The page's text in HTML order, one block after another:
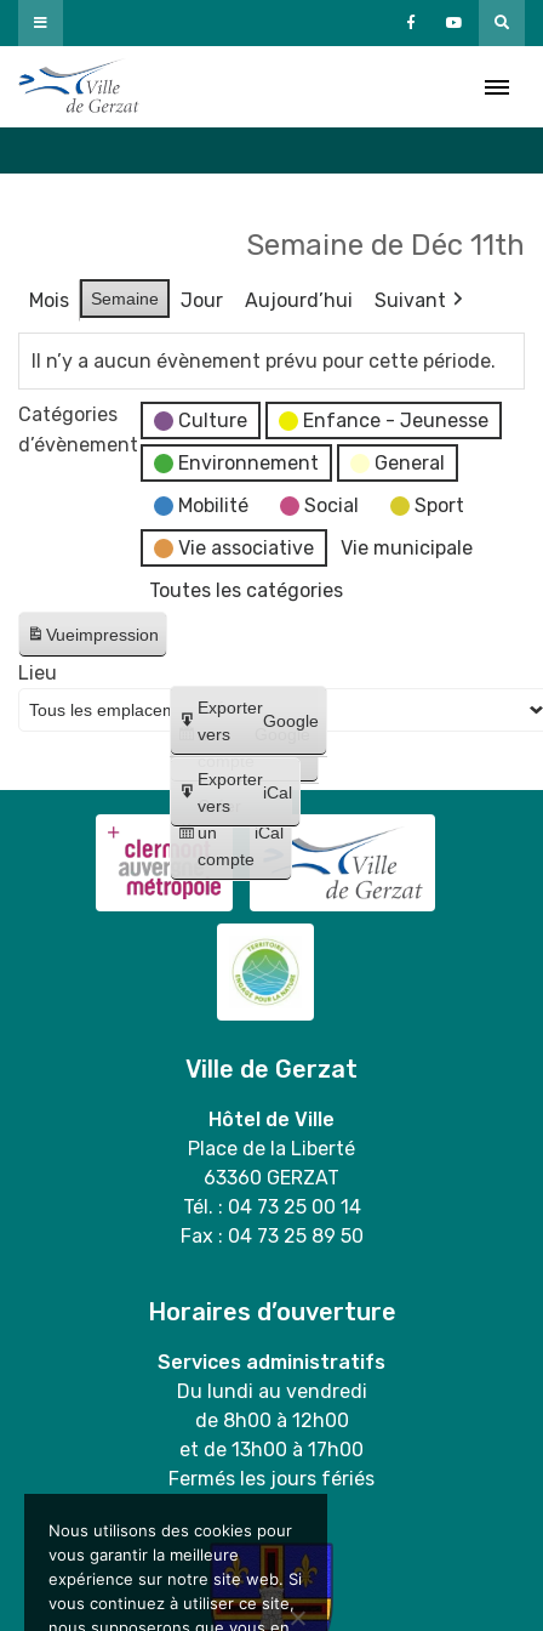
Passer
au
contenu
Semaine de Déc 11th
Mois Semaine Jour Aujourd’hui Suivant
Il n’y a aucun évènement prévu pour cette période.
Catégories
d’évènement
Culture
Enfance - Jeunesse
Environnement
General
Mobilité
Social
Sport
Vie associative
Vie municipale
Toutes les catégories
Vueimpression
Créer
un
compte
Google
Créer
un
compte
iCal
Exporter
vers
Google
Exporter
vers
iCal
Lieu
Ville de Gerzat
Hôtel de Ville
Place de la Liberté
63360 GERZAT
Tél. : 04 73 25 00 14
Fax : 04 73 25 89 50
Horaires d’ouverture
Services administratifs
Du lundi au vendredi
de 8h00 à 12h00
et de 13h00 à 17h00
Fermés les jours fériés
Nous utilisons des cookies pour
vous garantir la meilleure
expérience sur notre site web. Si
vous continuez à utiliser ce site,